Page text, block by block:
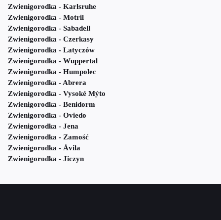
Zwienigorodka - Karlsruhe
Zwienigorodka - Motril
Zwienigorodka - Sabadell
Zwienigorodka - Czerkasy
Zwienigorodka - Latyczów
Zwienigorodka - Wuppertal
Zwienigorodka - Humpolec
Zwienigorodka - Abrera
Zwienigorodka - Vysoké Mýto
Zwienigorodka - Benidorm
Zwienigorodka - Oviedo
Zwienigorodka - Jena
Zwienigorodka - Zamość
Zwienigorodka - Ávila
Zwienigorodka - Jiczyn